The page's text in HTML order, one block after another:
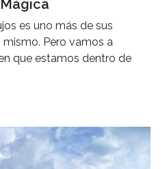
es uno más de sus
mismo. Pero vamos a
que estamos dentro de